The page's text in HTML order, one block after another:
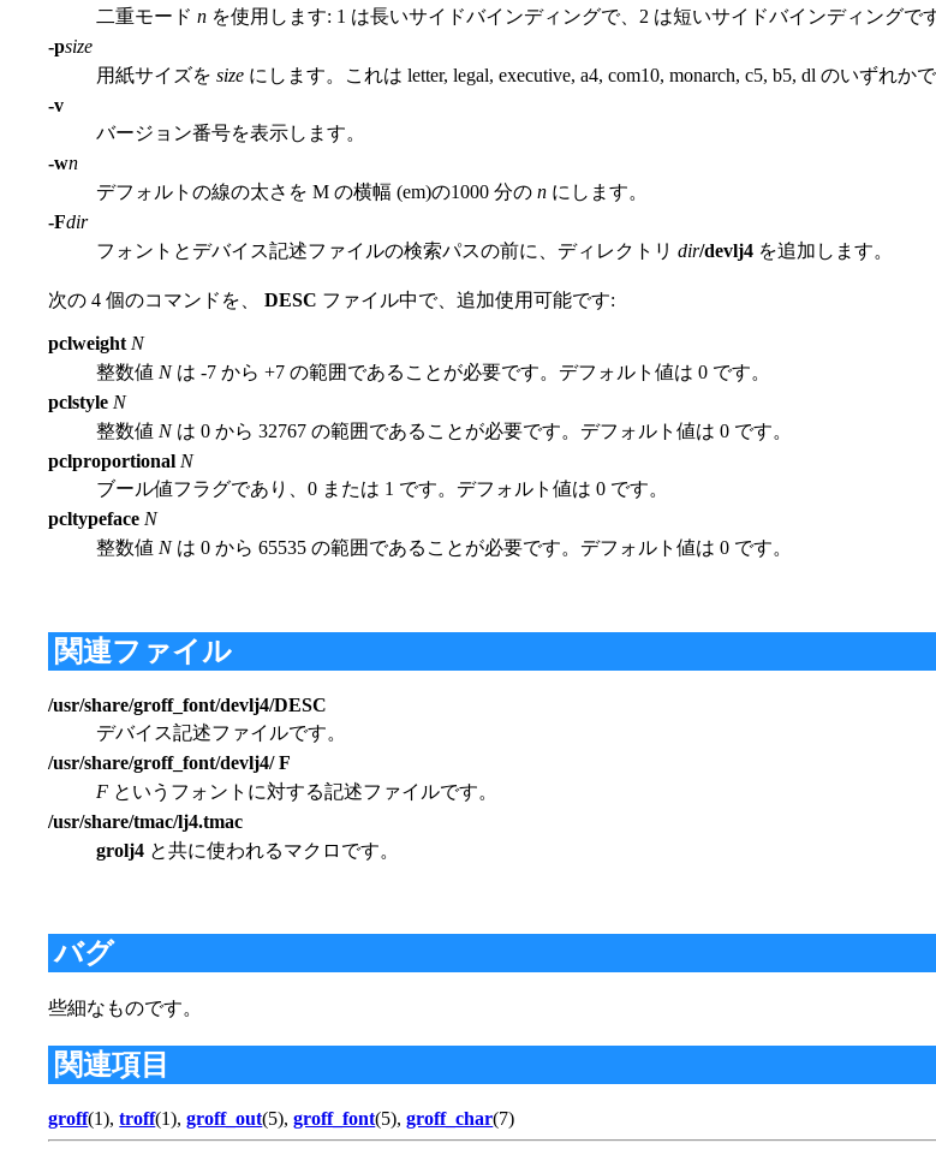
二重モードn を使用します: 1 は長いサイドバインディングで、2 は短いサイドバインディングで
-psize
用紙サイズをsize にします。これは letter, legal, executive, a4, com10, monarch, c5, b5, dl のいずれか
-v
バージョン番号を表示します。
-wn
デフォルトの線の太さを M の横幅 (em)の1000 分のn にします。
-Fdir
フォントとデバイス記述ファイルの検索パスの前に、ディレクトリdir/devlj4 を追加します。
次の 4 個のコマンドを、DESC ファイル中で、追加使用可能です:
pclweightN
整数値 Nは -7 から +7 の範囲であることが必要です。デフォルト値は 0 です。
pclstyle N
整数値 Nは 0 から 32767 の範囲であることが必要です。デフォルト値は 0 です。
pclproportional N
ブール値フラグであり、0 または 1 です。デフォルト値は 0 です。
pcltypeface N
整数値 Nは 0 から 65535 の範囲であることが必要です。デフォルト値は 0 です。
関連ファイル
/usr/share/groff_font/devlj4/DESC
デバイス記述ファイルです。
/usr/share/groff_font/devlj4/ F
F というフォントに対する記述ファイルです。
/usr/share/tmac/lj4.tmac
grolj4 と共に使われるマクロです。
バグ
些細なものです。
関連項目
groff(1),troff(1),groff_out(5),groff_font(5),groff_char(7)